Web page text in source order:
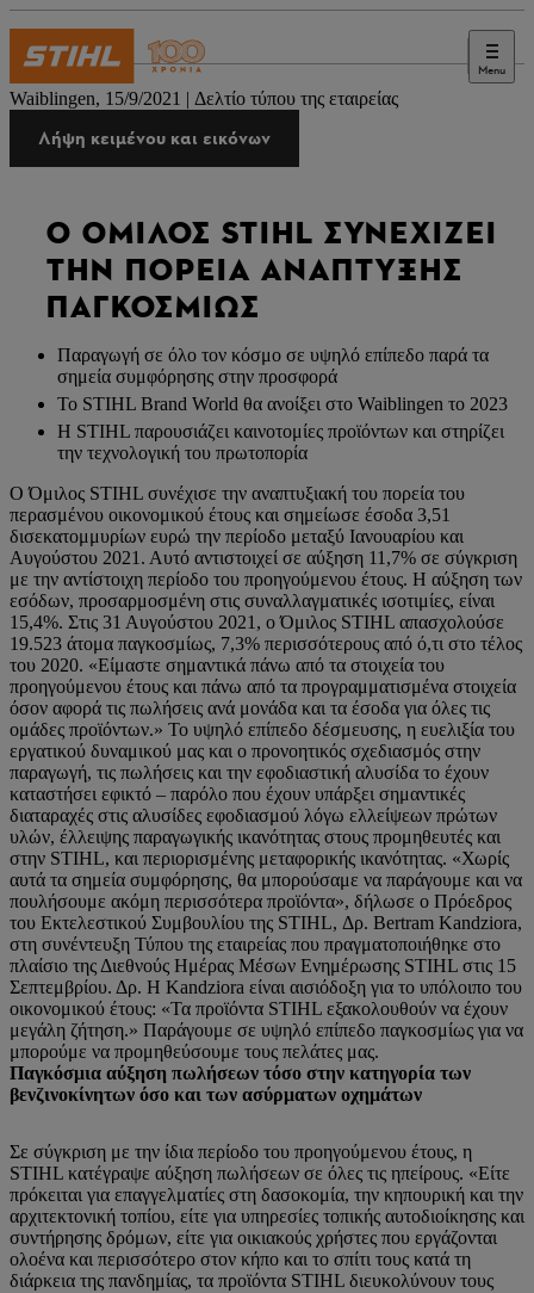
Menu
Τύπος
Waiblingen, 15/9/2021 | Δελτίο τύπου της εταιρείας
Λήψη κειμένου και εικόνων
Ο ΌΜΙΛΟΣ STIHL ΣΥΝΕΧΊΖΕΙ
ΤΗΝ ΠΟΡΕΊΑ ΑΝΆΠΤΥΞΗΣ
ΠΑΓΚΟΣΜΊΩΣ
Παραγωγή σε όλο τον κόσμο σε υψηλό επίπεδο παρά τα
σημεία συμφόρησης στην προσφορά
Το STIHL Brand World θα ανοίξει στο Waiblingen το 2023
Η STIHL παρουσιάζει καινοτομίες προϊόντων και στηρίζει
την τεχνολογική του πρωτοπορία
Ο Όμιλος STIHL συνέχισε την αναπτυξιακή του πορεία του
περασμένου οικονομικού έτους και σημείωσε έσοδα 3,51
δισεκατομμυρίων ευρώ την περίοδο μεταξύ Ιανουαρίου και
Αυγούστου 2021. Αυτό αντιστοιχεί σε αύξηση 11,7% σε σύγκριση
με την αντίστοιχη περίοδο του προηγούμενου έτους. Η αύξηση των
εσόδων, προσαρμοσμένη στις συναλλαγματικές ισοτιμίες, είναι
15,4%. Στις 31 Αυγούστου 2021, ο Όμιλος STIHL απασχολούσε
19.523 άτομα παγκοσμίως, 7,3% περισσότερους από ό,τι στο τέλος
του 2020. «Είμαστε σημαντικά πάνω από τα στοιχεία του
προηγούμενου έτους και πάνω από τα προγραμματισμένα στοιχεία
όσον αφορά τις πωλήσεις ανά μονάδα και τα έσοδα για όλες τις
ομάδες προϊόντων.» Το υψηλό επίπεδο δέσμευσης, η ευελιξία του
εργατικού δυναμικού μας και ο προνοητικός σχεδιασμός στην
παραγωγή, τις πωλήσεις και την εφοδιαστική αλυσίδα το έχουν
καταστήσει εφικτό – παρόλο που έχουν υπάρξει σημαντικές
διαταραχές στις αλυσίδες εφοδιασμού λόγω ελλείψεων πρώτων
υλών, έλλειψης παραγωγικής ικανότητας στους προμηθευτές και
στην STIHL, και περιορισμένης μεταφορικής ικανότητας. «Χωρίς
αυτά τα σημεία συμφόρησης, θα μπορούσαμε να παράγουμε και να
πουλήσουμε ακόμη περισσότερα προϊόντα», δήλωσε ο Πρόεδρος
του Εκτελεστικού Συμβουλίου της STIHL, Δρ. Bertram Kandziora,
στη συνέντευξη Τύπου της εταιρείας που πραγματοποιήθηκε στο
πλαίσιο της Διεθνούς Ημέρας Μέσων Ενημέρωσης STIHL στις 15
Σεπτεμβρίου. Δρ. Η Kandziora είναι αισιόδοξη για το υπόλοιπο του
οικονομικού έτους: «Τα προϊόντα STIHL εξακολουθούν να έχουν
μεγάλη ζήτηση.» Παράγουμε σε υψηλό επίπεδο παγκοσμίως για να
μπορούμε να προμηθεύσουμε τους πελάτες μας.
Παγκόσμια αύξηση πωλήσεων τόσο στην κατηγορία των
βενζινοκίνητων όσο και των ασύρματων οχημάτων
Σε σύγκριση με την ίδια περίοδο του προηγούμενου έτους, η
STIHL κατέγραψε αύξηση πωλήσεων σε όλες τις ηπείρους. «Είτε
πρόκειται για επαγγελματίες στη δασοκομία, την κηπουρική και την
αρχιτεκτονική τοπίου, είτε για υπηρεσίες τοπικής αυτοδιοίκησης και
συντήρησης δρόμων, είτε για οικιακούς χρήστες που εργάζονται
ολοένα και περισσότερο στον κήπο και το σπίτι τους κατά τη
διάρκεια της πανδημίας, τα προϊόντα STIHL διευκολύνουν τους